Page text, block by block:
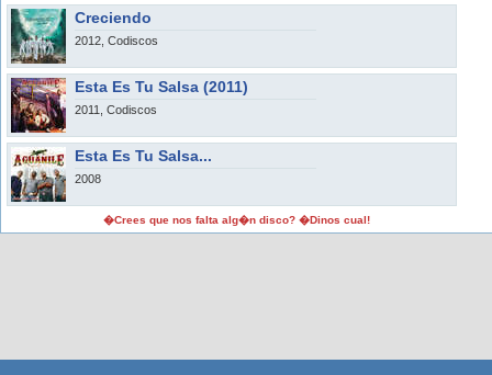
Creciendo
2012, Codiscos
Esta Es Tu Salsa (2011)
2011, Codiscos
Esta Es Tu Salsa...
2008
�Crees que nos falta alg�n disco? �Dinos cual!